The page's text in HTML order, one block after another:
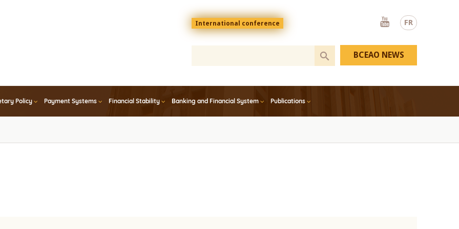
FR
Menu
top
En
International conference
Youtube
Policy Payment Systems Financial Stability Banking and Financial System Publications
BCEAO NEWS